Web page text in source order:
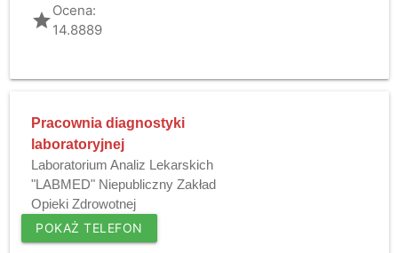
gradeOcena:
14.8889
Pracownia diagnostyki
laboratoryjnej
Laboratorium Analiz Lekarskich
"LABMED" Niepubliczny Zakład
Opieki Zdrowotnej
POKAŻ TELEFON